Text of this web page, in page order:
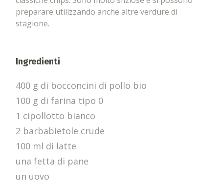
preparare utilizzando anche altre verdure di
stagione.
Ingredienti
400 g di bocconcini di pollo bio
100 g di farina tipo 0
1 cipollotto bianco
2 barbabietole crude
100 ml di latte
una fetta di pane
un uovo